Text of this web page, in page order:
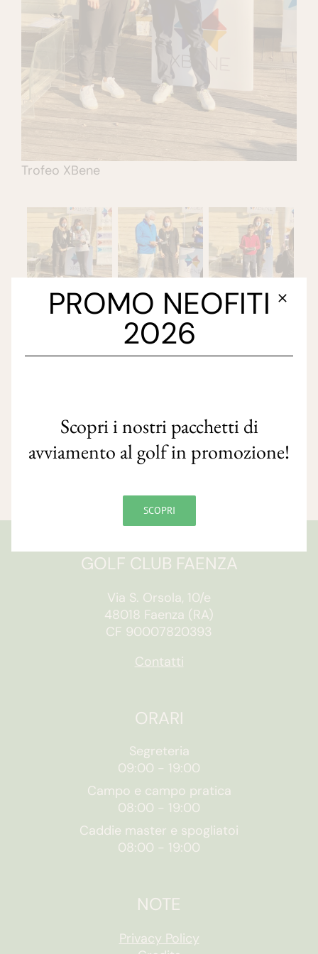
Trofeo XBene
GOLF CLUB FAENZA
Via S. Orsola, 10/e
48018 Faenza (RA)
CF 90007820393
Contatti
ORARI
Segreteria
09:00 - 19:00
Campo e campo pratica
08:00 - 19:00
Caddie master e spogliatoi
08:00 - 19:00
NOTE
Privacy Policy
PROMO NEOFITI
2026
Scopri i nostri pacchetti di
avviamento al golf in promozione!
SCOPRI